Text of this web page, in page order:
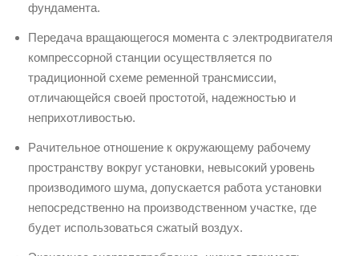
фундамента.
Передача вращающегося момента с электродвигателя
компрессорной станции осуществляется по
традиционной схеме ременной трансмиссии,
отличающейся своей простотой, надежностью и
неприхотливостью.
Рачительное отношение к окружающему рабочему
пространству вокруг установки, невысокий уровень
производимого шума, допускается работа установки
непосредственно на производственном участке, где
будет использоваться сжатый воздух.